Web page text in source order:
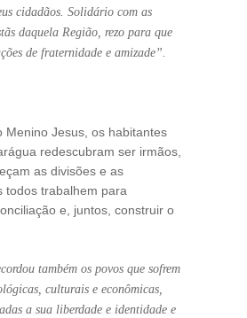
cidadãos. Solidário com as
daquela Região, rezo para que
de fraternidade e amizade”.
Menino Jesus, os habitantes
redescubram ser irmãos,
as divisões e as
todos trabalhem para
e, juntos, construir o
também os povos que sofrem
culturais e econômicas,
a sua liberdade e identidade e